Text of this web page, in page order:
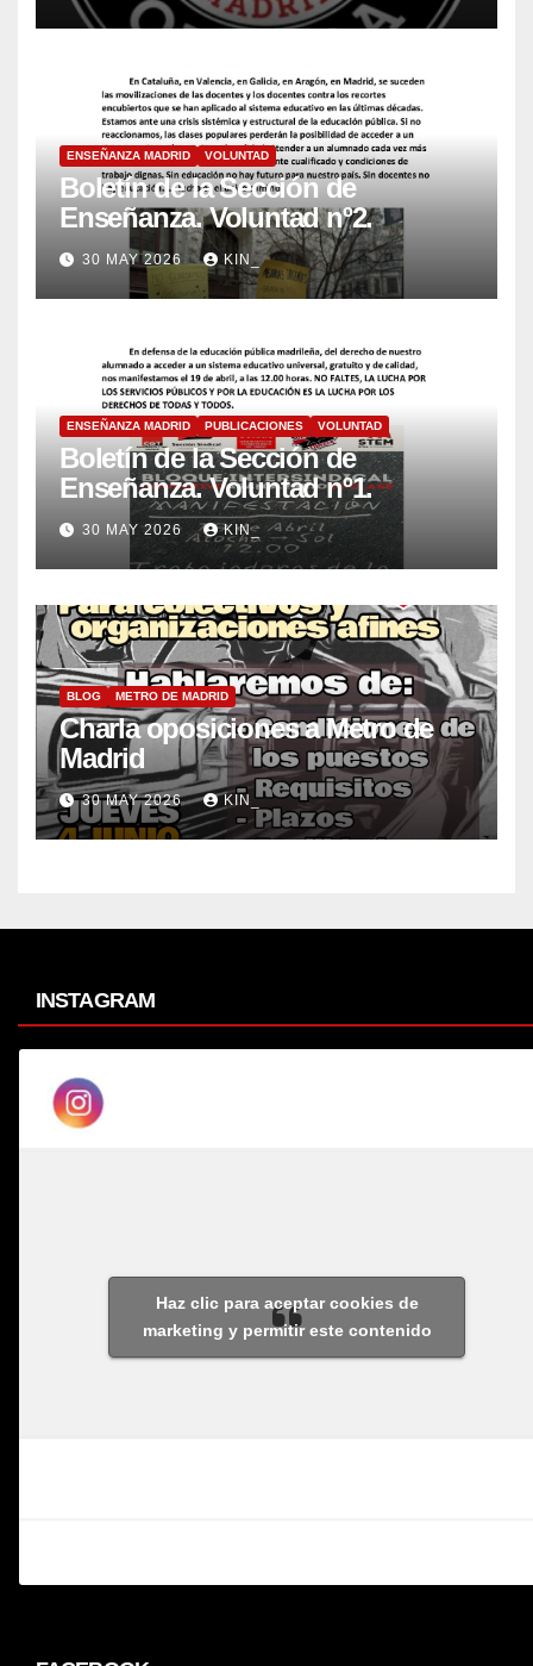
ENSEÑANZA MADRID VOLUNTAD
Boletín de la Sección de
Enseñanza. Voluntad nº2.
30 MAY 2026 KIN_
ENSEÑANZA MADRID PUBLICACIONES VOLUNTAD
Boletín de la Sección de
Enseñanza. Voluntad nº1.
30 MAY 2026 KIN_
BLOG METRO DE MADRID
Charla oposiciones a Metro de
Madrid
30 MAY 2026 KIN_
INSTAGRAM
Haz clic para aceptar cookies de
marketing y permitir este contenido